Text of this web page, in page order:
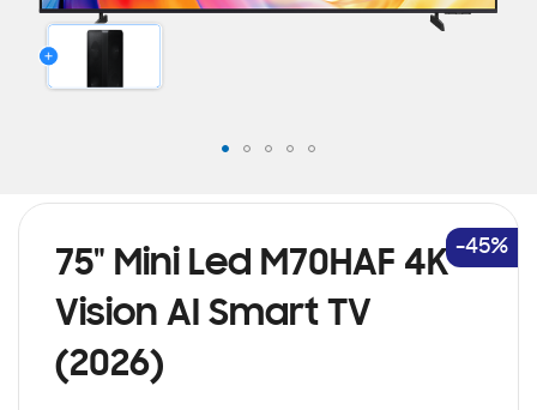
75" Mini Led M70HAF 4K
Vision AI Smart TV
(2026)
-45%
comienzo
galería
imágenes